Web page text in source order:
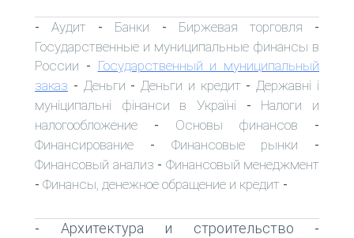
-Аудит - Банки - Биржевая торговля -
Государственные и муниципальные финансы в
России - Государственный и муниципальный
заказ - Деньги - Деньги и кредит - Державні і
муніципальні фінанси в Україні - Налоги и
налогообложение - Основы финансов -
Финансирование - Финансовые рынки -
Финансовый анализ - Финансовый менеджмент
- Финансы, денежное обращение и кредит -
- Архитектура и строительство -